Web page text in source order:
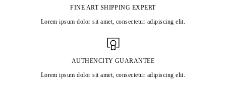
FINE ART SHIPPING EXPERT
Lorem ipsum dolor sit amet, consectetur adipiscing elit.
AUTHENCITY GUARANTEE
Lorem ipsum dolor sit amet, consectetur adipiscing elit.